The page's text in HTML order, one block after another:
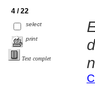
4 / 22
select
print
Text complet